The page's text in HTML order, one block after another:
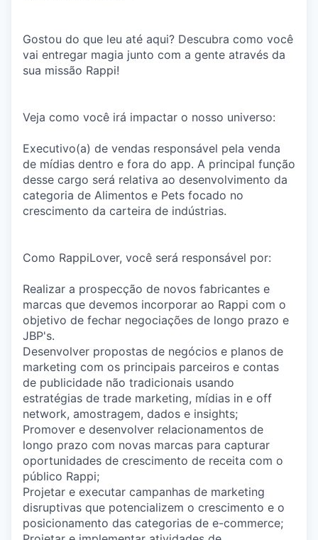
Gostou do que leu até aqui? Descubra como você
vai entregar magia junto com a gente através da
sua missão Rappi!
Veja como você irá impactar o nosso universo:
Executivo(a) de vendas responsável pela venda
de mídias dentro e fora do app. A principal função
desse cargo será relativa ao desenvolvimento da
categoria de Alimentos e Pets focado no
crescimento da carteira de indústrias.
Como RappiLover, você será responsável por:
Realizar a prospecção de novos fabricantes e
marcas que devemos incorporar ao Rappi com o
objetivo de fechar negociações de longo prazo e
JBP's.
Desenvolver propostas de negócios e planos de
marketing com os principais parceiros e contas
de publicidade não tradicionais usando
estratégias de trade marketing, mídias in e off
network, amostragem, dados e insights;
Promover e desenvolver relacionamentos de
longo prazo com novas marcas para capturar
oportunidades de crescimento de receita com o
público Rappi;
Projetar e executar campanhas de marketing
disruptivas que potencializem o crescimento e o
posicionamento das categorias de e-commerce;